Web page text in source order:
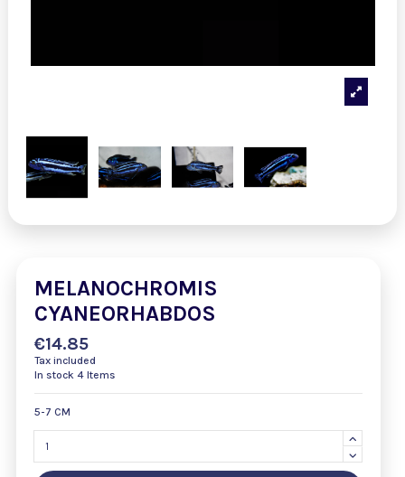
MELANOCHROMIS
CYANEORHABDOS
€14.85
Tax included
In stock 4 Items
5-7 CM